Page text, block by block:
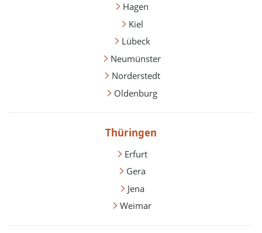
Hagen
Kiel
Lübeck
Neumünster
Norderstedt
Oldenburg
Thüringen
Erfurt
Gera
Jena
Weimar